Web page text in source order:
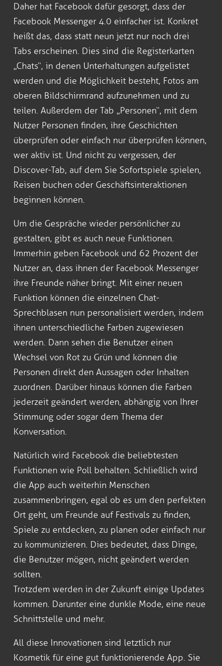
Daher hat Facebook dafür gesorgt, dass der
Facebook Messenger 4.0 einfacher ist. Konkret
heißt das, dass statt neun jetzt nur noch drei
Tabs erscheinen. Dies sind die Registerkarten
„Chats“, in denen Unterhaltungen aufgelistet
werden und die Möglichkeit besteht, Fotos am
oberen Bildschirmrand aufzunehmen und zu
teilen. Außerdem der Tab „Personen“, mit dem
Nutzer Personen finden, ihre Geschichten
überprüfen oder einfach nur überprüfen können,
wer aktiv ist. Und nicht zu vergessen, der
Discover-Tab, auf dem Sie Sofortspiele spielen,
Reisen buchen oder Geschäftsinteraktionen
beginnen können.
Um die Gespräche wieder persönlicher zu
gestalten, gibt es auch neue Funktionen.
Immerhin geben Facebook und 62 Prozent der
Nutzer an, dass ihnen der Facebook Messenger
ihre Freunde näher bringt. Mit einer neuen
Funktion können die einzelnen Chat-
Sprechblasen nun personalisiert werden, indem
ihnen unterschiedliche Farben zugewiesen
werden. Dann sehen die Benutzer einen
Wechsel von Rot zu Grün und können die
Personen direkt den Aussagen oder Inhalten
zuordnen. Darüber hinaus können die Farben
jederzeit geändert werden, abhängig von Ihrer
Stimmung oder sogar dem Thema der
Konversation.
Natürlich wird Facebook die beliebtesten
Funktionen wie Poll behalten. Schließlich wird
die App auch weiterhin Menschen
zusammenbringen, egal ob es um den perfekten
Ort geht, um Freunde auf Festivals zu finden,
Spiele zu entdecken, zu planen oder einfach nur
zu kommunizieren. Dies bedeutet, dass Dinge,
die Benutzer mögen, nicht geändert werden
sollten.
Trotzdem werden in der Zukunft einige Updates
kommen. Darunter eine dunkle Mode, eine neue
Schnittstelle und mehr.
All diese Innovationen sind letztlich nur
Kosmetik für eine gut funktionierende App. Sie